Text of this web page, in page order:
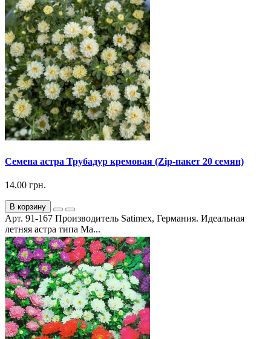
Семена астра Трубадур кремовая (Zip-пакет 20 семян)
14.00 грн.
В корзину
Арт. 91-167 Производитель Satimex, Германия. Идеальная
летняя астра типа Ма...